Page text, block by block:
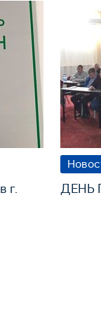
г.
ДЕНЬ